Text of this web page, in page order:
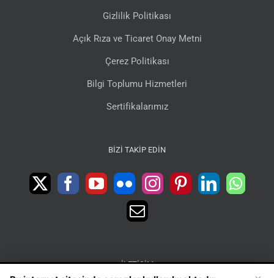
Gizlilik Politikası
Açık Rıza ve Ticaret Onay Metni
Çerez Politikası
Bilgi Toplumu Hizmetleri
Sertifikalarımız
BIZI TAKIP EDIN
İLETIŞIM